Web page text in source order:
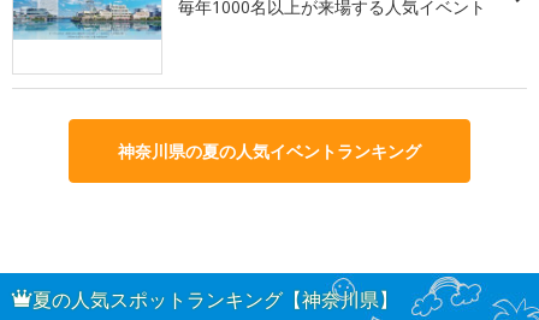
毎年1000名以上が来場する人気イベント
神奈川県の夏の人気イベントランキング
夏の人気スポットランキング【神奈川県】